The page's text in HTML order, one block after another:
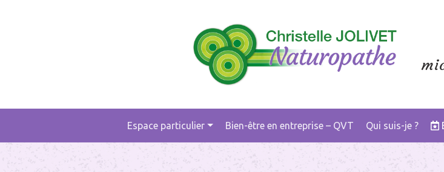
Main
Espace particulier Bien-être en entreprise – QVT Qui suis-je ?